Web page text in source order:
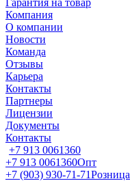
Гарантия на товар
Компания
О компании
Новости
Команда
Отзывы
Карьера
Контакты
Партнеры
Лицензии
Документы
Контакты
+7 913 0061360
+7 913 0061360Опт
+7 (903) 930-71-71Розница